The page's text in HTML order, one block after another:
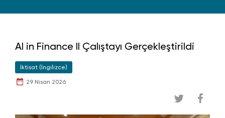
AI in Finance II Çalıştayı Gerçekleştirildi
İktisat (İngilizce)
29 Nisan 2026